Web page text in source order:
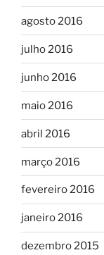
agosto 2016
julho 2016
junho 2016
maio 2016
abril 2016
março 2016
fevereiro 2016
janeiro 2016
dezembro 2015